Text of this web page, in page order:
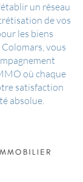
un réseau
de vos
les biens
vous
où chaque
satisfaction
absolue.